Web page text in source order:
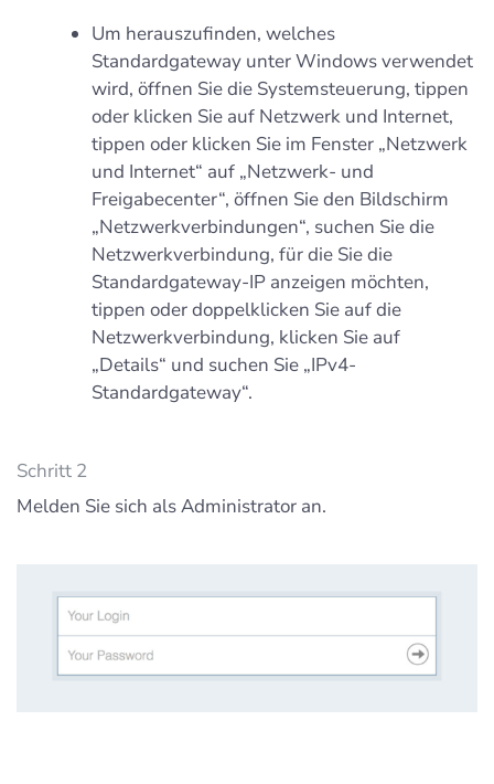
Um herauszufinden, welches
Standardgateway unter Windows verwendet
wird, öffnen Sie die Systemsteuerung, tippen
oder klicken Sie auf Netzwerk und Internet,
tippen oder klicken Sie im Fenster „Netzwerk
und Internet“ auf „Netzwerk- und
Freigabecenter“, öffnen Sie den Bildschirm
„Netzwerkverbindungen“, suchen Sie die
Netzwerkverbindung, für die Sie die
Standardgateway-IP anzeigen möchten,
tippen oder doppelklicken Sie auf die
Netzwerkverbindung, klicken Sie auf
„Details“ und suchen Sie „IPv4-
Standardgateway“.
Schritt 2
Melden Sie sich als Administrator an.